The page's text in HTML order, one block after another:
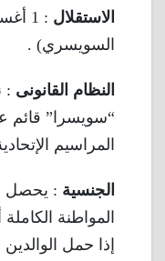
الاستقلال
السويسري) .
النظام القانونى :
“سويسرا” قائم
المراسيم
الجنسية : يحصل
المواطنة
إذا حمل